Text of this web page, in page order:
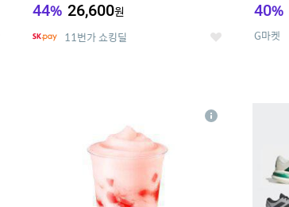
44% 26,600원
11번가 쇼킹딜 좋
40%
G마켓
상